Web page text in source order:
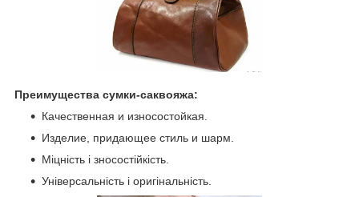
Преимущества сумки-саквояжа:
Качественная и износостойкая.
Изделие, придающее стиль и шарм.
Міцність і зносостійкість.
Універсальність і оригінальність.